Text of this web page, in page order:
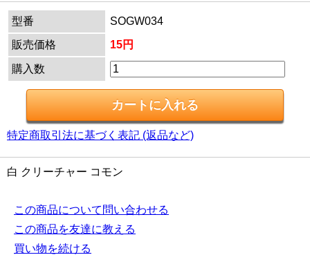
型番
SOGW034
販売価格
15円
購入数
特定商取引法に基づく表記 (返品など)
白 クリーチャー コモン
この商品について問い合わせる
この商品を友達に教える
買い物を続ける